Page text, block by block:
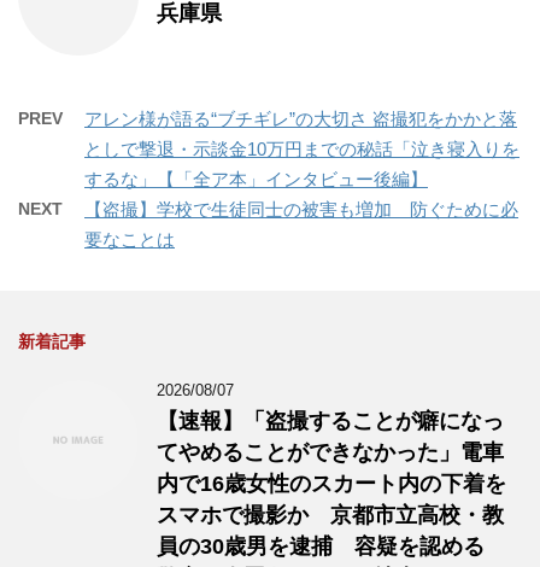
兵庫県
PREV
アレン様が語る“ブチギレ”の大切さ 盗撮犯をかかと落
としで撃退・示談金10万円までの秘話「泣き寝入りを
するな」【「全ア本」インタビュー後編】
NEXT
【盗撮】学校で生徒同士の被害も増加 防ぐために必
要なことは
新着記事
2026/08/07
【速報】「盗撮することが癖になっ
てやめることができなかった」電車
内で16歳女性のスカート内の下着を
スマホで撮影か 京都市立高校・教
員の30歳男を逮捕 容疑を認める